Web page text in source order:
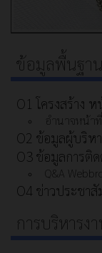
ข้อมูลพื้นฐาน
O1 โครงสร้าง
อำนาจหน้าที่
O2 ข้อมูลผู้บริห
O3 ข้อมูลการติ
Q&A
O4 ข่าวประชา
การบริหารง